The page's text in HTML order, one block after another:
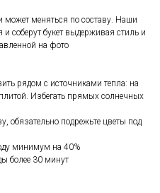
может меняться по составу. Наши
соберут букет выдерживая стиль и
на фото
рядом с источниками тепла: на
Избегать прямых солнечных
обязательно подрежьте цветы под
минимум на 40%
более 30 минут